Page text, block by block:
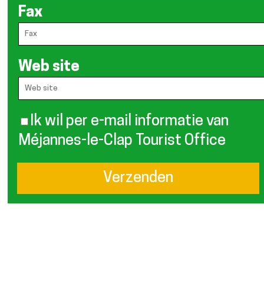
Fax
Web site
Ik wil per e-mail informatie van
Méjannes-le-Clap Tourist Office